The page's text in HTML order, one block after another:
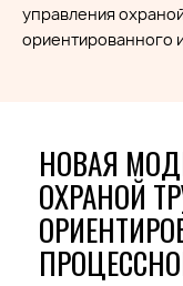
управления
ориентированного
НОВАЯ
ОХРАНОЙ